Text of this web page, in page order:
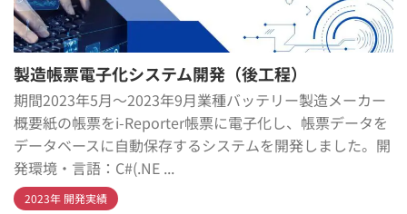
製造帳票電子化システム開発（後工程）
期間2023年5月～2023年9月業種バッテリー製造メーカー
概要紙の帳票をi-Reporter帳票に電子化し、帳票データを
データベースに自動保存するシステムを開発しました。開
発環境・言語：C#(.NE ...
2023年 開発実績